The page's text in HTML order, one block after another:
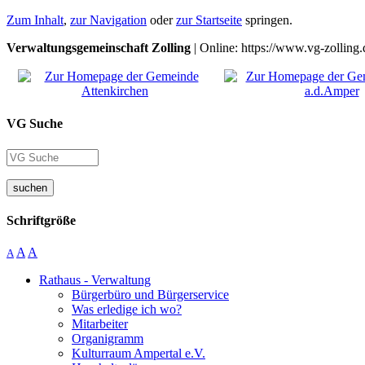
Zum Inhalt, zur Navigation oderzur Startseite springen.
Verwaltungsgemeinschaft Zolling | Online: https://www.vg-
VG Suche
suchen
Schriftgröße
A A A
Rathaus - Verwaltung
Bürgerbüro und Bürgerservice
Was erledige ich wo?
Mitarbeiter
Organigramm
Kulturraum Ampertal e.V.